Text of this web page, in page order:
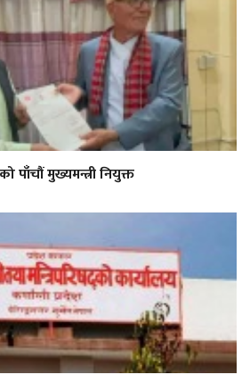
पाँचौं मुख्यमन्त्री नियुक्त